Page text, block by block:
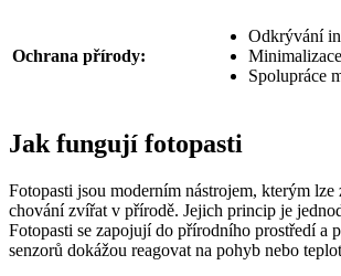
Ochrana přírody:
Odkrývání
Spolupráce
Jak fungují fotopasti
Fotopasti jsou moderním nástrojem, kterým lze
chování zvířat v přírodě. Jejich princip je
Fotopasti se zapojují do přírodního prostředí a
senzorů dokážou reagovat na pohyb nebo